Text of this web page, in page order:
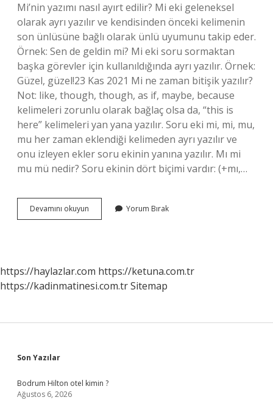
Mi’nin yazımı nasıl ayırt edilir? Mi eki geleneksel
olarak ayrı yazılır ve kendisinden önceki kelimenin
son ünlüsüne bağlı olarak ünlü uyumunu takip eder.
Örnek: Sen de geldin mi? Mi eki soru sormaktan
başka görevler için kullanıldığında ayrı yazılır. Örnek:
Güzel, güzel!23 Kas 2021 Mi ne zaman bitişik yazılır?
Not: like, though, though, as if, maybe, because
kelimeleri zorunlu olarak bağlaç olsa da, “this is
here” kelimeleri yan yana yazılır. Soru eki mi, mi, mu,
mu her zaman eklendiği kelimeden ayrı yazılır ve
onu izleyen ekler soru ekinin yanına yazılır. Mı mi
mu mü nedir? Soru ekinin dört biçimi vardır: (+mı,…
Devamını okuyun
Içinde
Yorum Bırak
https://haylazlar.com https://ketuna.com.tr
https://kadinmatinesi.com.trSitemap
Sidebar
Son Yazılar
Bodrum Hilton otel kimin ?
Ağustos 6, 2026